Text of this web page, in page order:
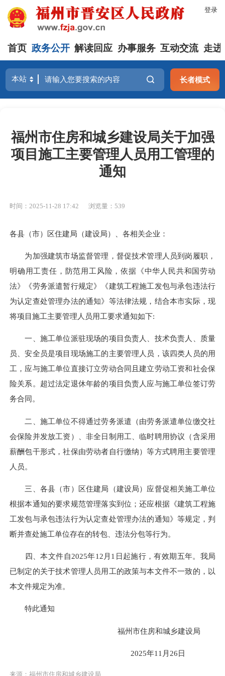
登录
首页 政务公开 解读回应 办事服务 互动交流 走进
长者模式
福州市住房和城乡建设局关于加强
项目施工主要管理人员用工管理的
通知
时间：2025-11-28 17:42 浏览量：539
各县（市）区住建局（建设局）、各相关企业：
为加强建筑市场监督管理，督促技术管理人员到岗履职，
明确用工责任，防范用工风险，依据《中华人民共和国劳动
法》《劳务派遣暂行规定》《建筑工程施工发包与承包违法行
为认定查处管理办法的通知》等法律法规，结合本市实际，现
将项目施工主要管理人员用工要求通知如下:
一、施工单位派驻现场的项目负责人、技术负责人、质量
员、安全员是项目现场施工的主要管理人员，该四类人员的用
工，应与施工单位直接订立劳动合同且建立劳动工资和社会保
险关系。超过法定退休年龄的项目负责人应与施工单位签订劳
务合同。
二、施工单位不得通过劳务派遣（由劳务派遣单位缴交社
会保险并发放工资）、非全日制用工、临时聘用协议（含采用
薪酬包干形式，社保由劳动者自行缴纳）等方式聘用主要管理
人员。
三、各县（市）区住建局（建设局）应督促相关施工单位
根据本通知的要求规范管理落实到位；还应根据《建筑工程施
工发包与承包违法行为认定查处管理办法的通知》等规定，判
断并查处施工单位存在的转包、违法分包等行为。
四、本文件自2025年12月1日起施行，有效期五年。我局
已制定的关于技术管理人员用工的政策与本文件不一致的，以
本文件规定为准。
特此通知
福州市住房和城乡建设局
2025年11月26日
来源：福州市住房和城乡建设局